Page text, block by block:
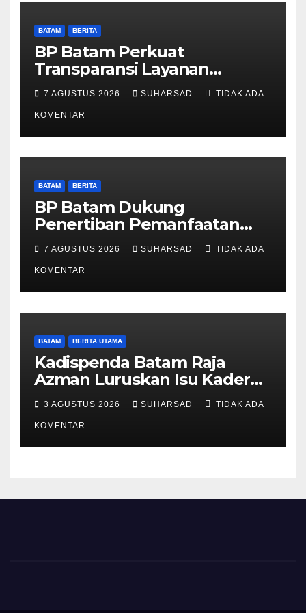
BATAM BERITA
BP Batam Perkuat
Transparansi Layanan
Pertanahan, Alokasi Tanah
Reguler Segera Hadir Melalui
LMS
7 AGUSTUS 2026 SUHARSAD TIDAK ADA
KOMENTAR
BATAM BERITA
BP Batam Dukung
Penertiban Pemanfaatan
Ruang Laut Sesuai
Ketentuan Peraturan
Perundang-undangan
7 AGUSTUS 2026 SUHARSAD TIDAK ADA
KOMENTAR
BATAM BERITA UTAMA
Kadispenda Batam Raja
Azman Luruskan Isu Kader
Pajak RT/RW: Bukan Petugas
Pajak Permanen, Hanya
Pendataan untuk Digitalisasi
hingga 2030
3 AGUSTUS 2026 SUHARSAD TIDAK ADA
KOMENTAR